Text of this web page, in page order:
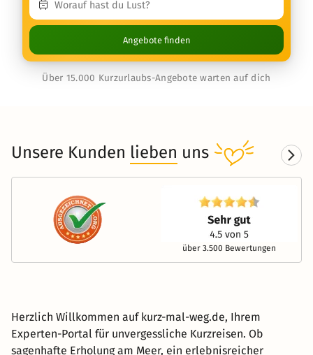
Angebote finden
Über 15.000 Kurzurlaubs-Angebote warten auf dich
Unsere Kunden lieben uns
über 3.500 Bewertungen
Herzlich Willkommen auf kurz-mal-weg.de, Ihrem
Experten-Portal für unvergessliche Kurzreisen. Ob
sagenhafte Erholung am Meer, ein erlebnisreicher